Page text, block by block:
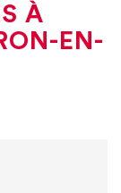
À
EN-